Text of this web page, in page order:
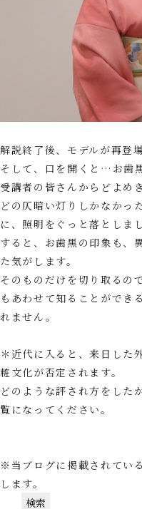
解説終了後、モデルが再登
そして、口を開くと…お歯
受講者の皆さんからどよめ
どの仄暗い灯りしかなかっ
に、照明をぐっと落としま
すると、お歯黒の印象も、
た気がします。
そのものだけを切り取るの
もあわせて知ることができ
れません。
＊近代に入ると、来日した
粧文化が否定されます。
どのような評され方をした
覧になってください。
※当ブログに掲載されてい
します。
検